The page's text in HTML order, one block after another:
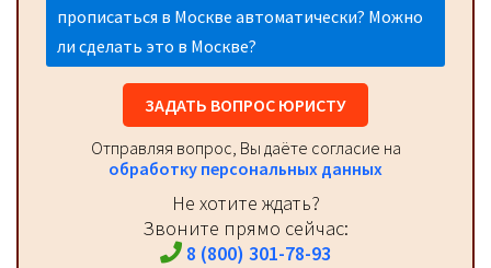
прописаться в Москве автоматически? Можно
ли сделать это в Москве?
ЗАДАТЬ ВОПРОС ЮРИСТУ
Отправляя вопрос, Вы даёте согласие на
обработку персональных данных
Не хотите ждать?
Звоните прямо сейчас:
8 (800) 301-78-93